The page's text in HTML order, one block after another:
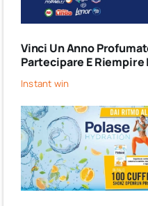
Vinci Un Anno
Partecipare E Riempire
Instant win